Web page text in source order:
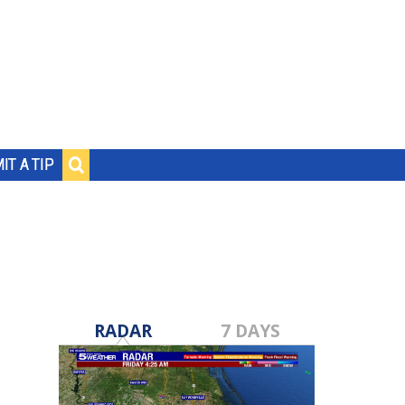
A TIP
RADAR 7 DAYS